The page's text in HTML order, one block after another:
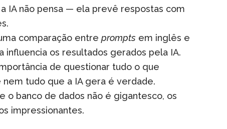
IA não pensa — ela prevê respostas com
comparação entre prompts em inglês e
influencia os resultados gerados pela IA.
de questionar tudo o que
tudo que a IA gera é verdade.
o banco de dados não é gigantesco, os
impressionantes.